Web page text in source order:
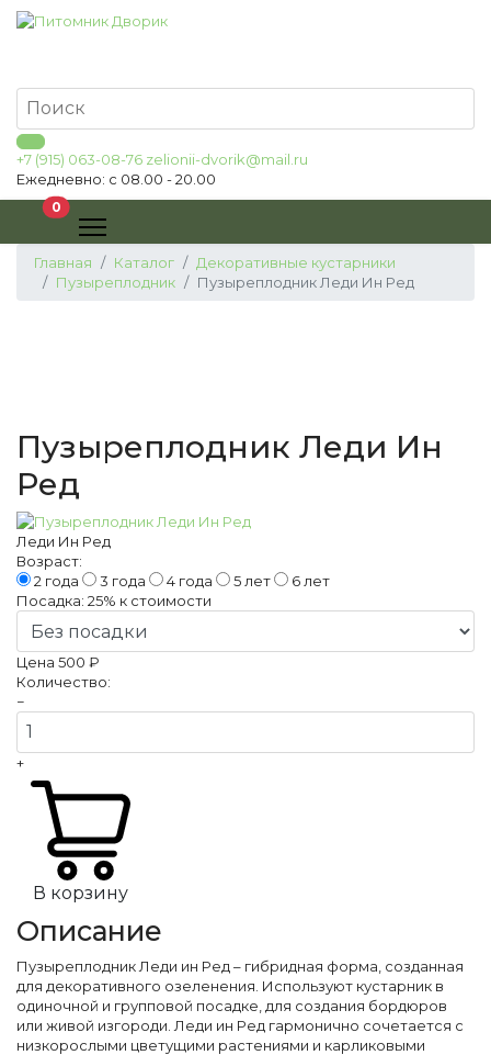
+7 (915) 063-08-76 zelionii-dvorik@mail.ru
Ежедневно: с 08.00 - 20.00
0В корзину
Главная Каталог
Декоративные кустарники
Пузыреплодник
Пузыреплодник Леди Ин Ред
Пузыреплодник Леди Ин
Ред
Леди Ин Ред
Возраст:
2 года
3 года 4 года 5 лет
6 лет
Посадка: 25% к стоимости
Цена 500 ₽
Количество:
−
+
В корзину
Описание
Пузыреплодник Леди ин Ред – гибридная форма, созданная
для декоративного озеленения. Используют кустарник в
одиночной и групповой посадке, для создания бордюров
или живой изгороди. Леди ин Ред гармонично сочетается с
низкорослыми цветущими растениями и карликовыми